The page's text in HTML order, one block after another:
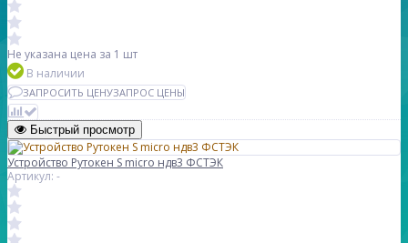
Не указана цена за 1 шт
В наличии
ЗАПРОСИТЬ ЦЕНУЗАПРОС ЦЕНЫ
Быстрый просмотр
Устройство Рутокен S micro ндв3 ФСТЭК
Артикул: -